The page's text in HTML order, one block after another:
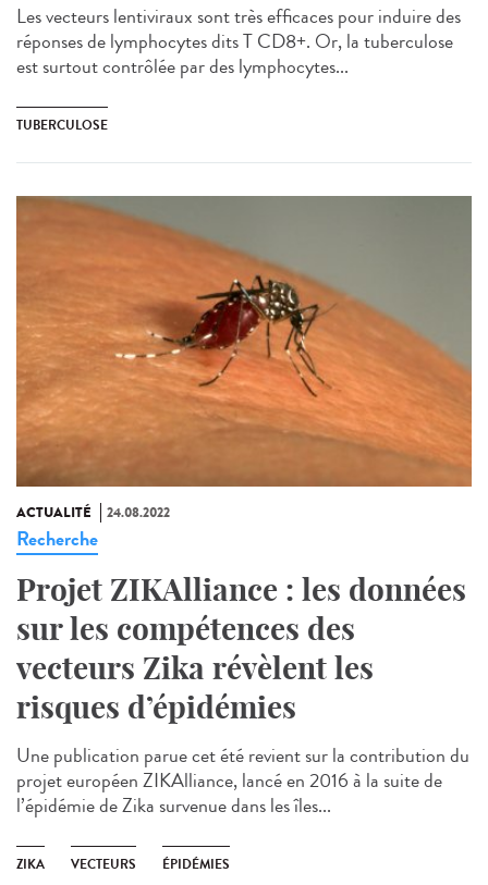
Les vecteurs lentiviraux sont très efficaces pour induire des
réponses de lymphocytes dits T CD8+. Or, la tuberculose
est surtout contrôlée par des lymphocytes...
TUBERCULOSE
ACTUALITÉ 24.08.2022
Recherche
Projet ZIKAlliance : les données
sur les compétences des
vecteurs Zika révèlent les
risques d’épidémies
Une publication parue cet été revient sur la contribution du
projet européen ZIKAlliance, lancé en 2016 à la suite de
l’épidémie de Zika survenue dans les îles...
ZIKA VECTEURS ÉPIDÉMIES